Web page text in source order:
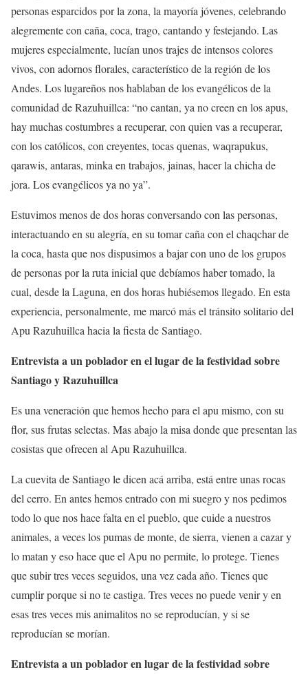
personas esparcidos por la zona, la mayoría jóvenes, celebrando
alegremente con caña, coca, trago, cantando y festejando. Las
mujeres especialmente, lucían unos trajes de intensos colores
vivos, con adornos florales, característico de la región de los
Andes. Los lugareños nos hablaban de los evangélicos de la
comunidad de Razuhuillca: “no cantan, ya no creen en los apus,
hay muchas costumbres a recuperar, con quien vas a recuperar,
con los católicos, con creyentes, tocas quenas, waqrapukus,
qarawis, antaras, minka en trabajos, jainas, hacer la chicha de
jora. Los evangélicos ya no ya”.
Estuvimos menos de dos horas conversando con las personas,
interactuando en su alegría, en su tomar caña con el chaqchar de
la coca, hasta que nos dispusimos a bajar con uno de los grupos
de personas por la ruta inicial que debíamos haber tomado, la
cual, desde la Laguna, en dos horas hubiésemos llegado. En esta
experiencia, personalmente, me marcó más el tránsito solitario del
Apu Razuhuillca hacia la fiesta de Santiago.
Entrevista a un poblador en el lugar de la festividad sobre
Santiago y Razuhuillca
Es una veneración que hemos hecho para el apu mismo, con su
flor, sus frutas selectas. Mas abajo la misa donde que presentan las
cosistas que ofrecen al Apu Razuhuillca.
La cuevita de Santiago le dicen acá arriba, está entre unas rocas
del cerro. En antes hemos entrado con mi suegro y nos pedimos
todo lo que nos hace falta en el pueblo, que cuide a nuestros
animales, a veces los pumas de monte, de sierra, vienen a cazar y
lo matan y eso hace que el Apu no permite, lo protege. Tienes
que subir tres veces seguidos, una vez cada año. Tienes que
cumplir porque si no te castiga. Tres veces no puede venir y en
esas tres veces mis animalitos no se reproducían, y si se
reproducían se morían.
Entrevista a un poblador en lugar de la festividad sobre